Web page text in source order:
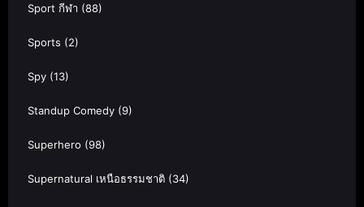
Sport กีฬา (88)
Sports (2)
Spy (13)
Standup Comedy (9)
Superhero (98)
Supernatural เหนือธรรมชาติ (34)